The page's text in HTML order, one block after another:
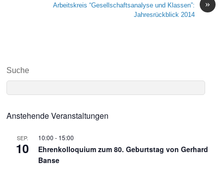
»
Arbeitskreis “Gesellschaftsanalyse und Klassen”:
Jahresrückblick 2014
Suche
Anstehende Veranstaltungen
SEP.
10
10:00 - 15:00
Ehrenkolloquium zum 80. Geburtstag von Gerhard
Banse